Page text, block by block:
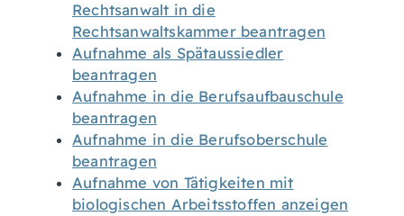
Rechtsanwalt in die
Rechtsanwaltskammer beantragen
Aufnahme als Spätaussiedler
beantragen
Aufnahme in die Berufsaufbauschule
beantragen
Aufnahme in die Berufsoberschule
beantragen
Aufnahme von Tätigkeiten mit
biologischen Arbeitsstoffen anzeigen